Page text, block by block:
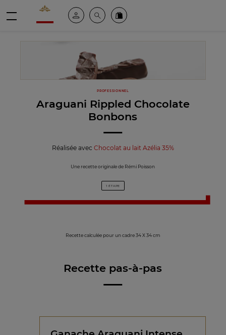
Valrhona - Imaginons le meilleur du chocolat
Espace clientRechercheCommandez en ligne
PROFESSIONNEL
Araguani Rippled Chocolate
Bonbons
Réalisée avec Chocolat au lait Azélia 35%
Une recette originale de Rémi Poisson
1 ÉTAPE
Recette calculée pour un cadre 34 X 34 cm
Recette pas-à-pas